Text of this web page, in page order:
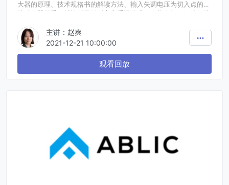
大器的原理、技术规格书的解读方法、输入失调电压为切入点的运
运算放大器的知识或者想温故知新一下的工程师，这个研讨会将再
合适不过。
主讲：赵爽
2021-12-21 10:00:00
观看回放